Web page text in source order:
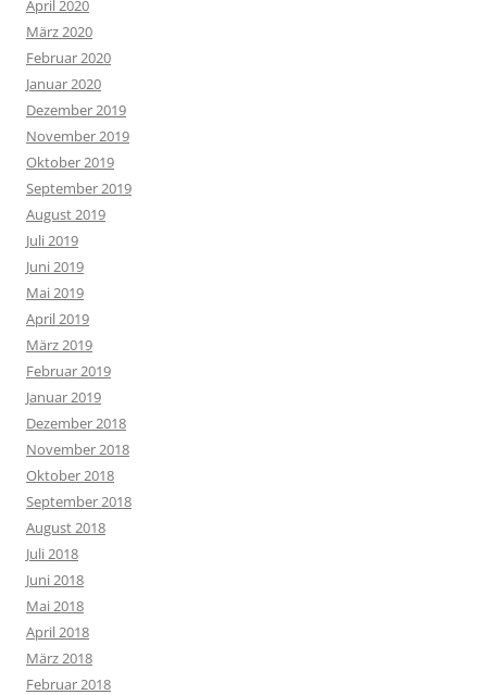
April 2020
März 2020
Februar 2020
Januar 2020
Dezember 2019
November 2019
Oktober 2019
September 2019
August 2019
Juli 2019
Juni 2019
Mai 2019
April 2019
März 2019
Februar 2019
Januar 2019
Dezember 2018
November 2018
Oktober 2018
September 2018
August 2018
Juli 2018
Juni 2018
Mai 2018
April 2018
März 2018
Februar 2018